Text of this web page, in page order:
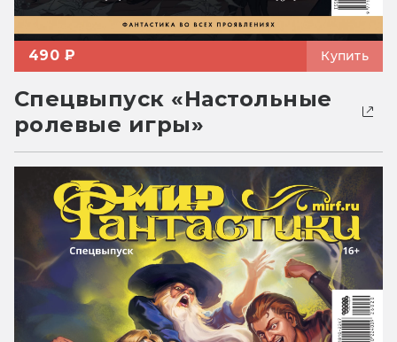
490 ₽ Купить
Спецвыпуск «Настольные
ролевые игры»